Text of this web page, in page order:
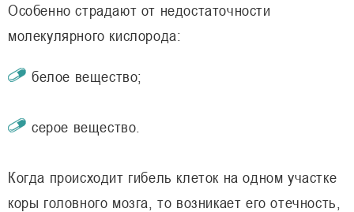
Особенно страдают от недостаточности
молекулярного кислорода:
белое вещество;
серое вещество.
Когда происходит гибель клеток на одном участке
коры головного мозга, то возникает его отечность,